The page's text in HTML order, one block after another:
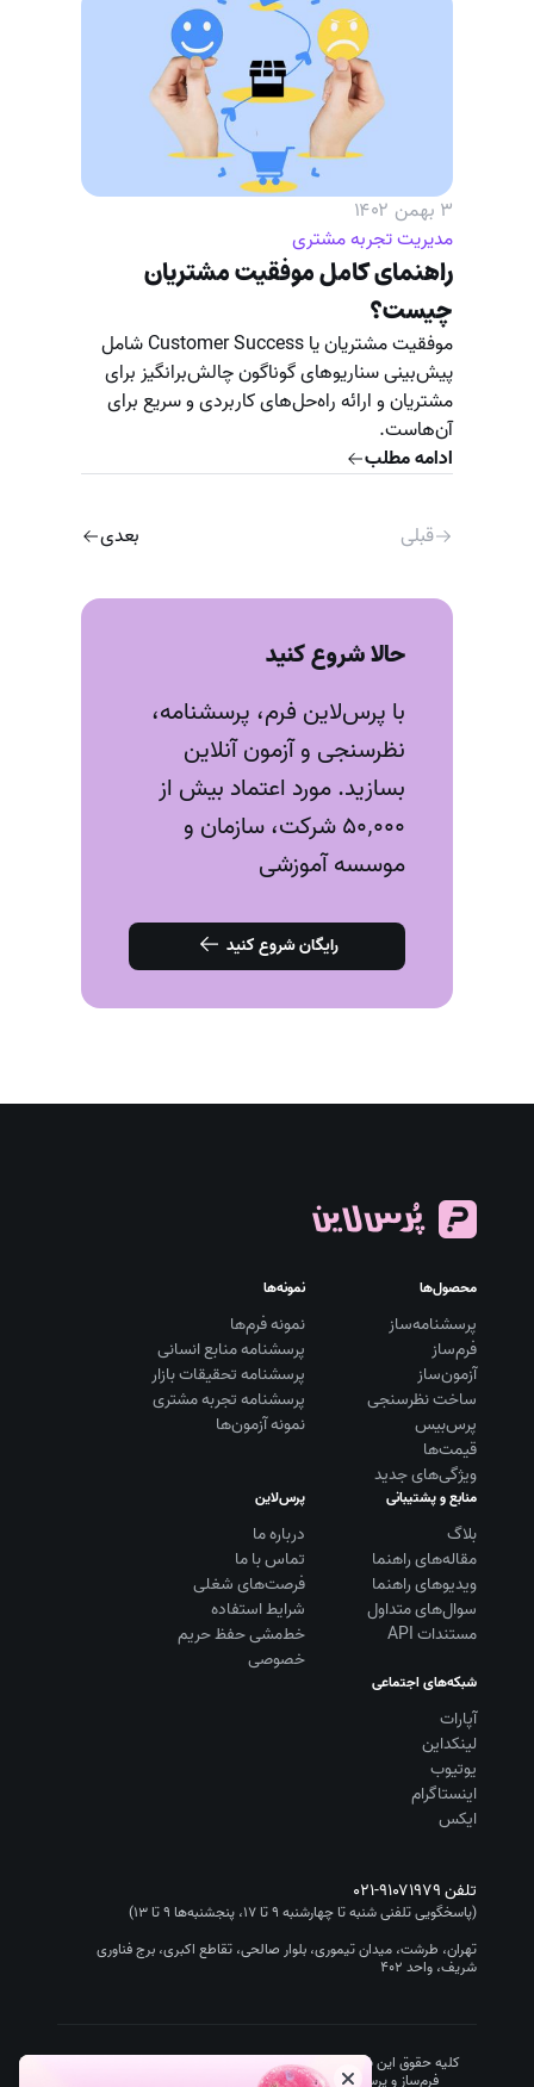
۳ بهمن ۱۴۰۲
مدیریت تجربه مشتری
راهنمای کامل موفقیت مشتریان
چیست؟
موفقیت مشتریان یا Customer Success شامل
پیش‌بینی سناریوهای گوناگون چالش‌برانگیز برای
مشتریان و ارائه راه‌حل‌های کاربردی و سریع برای
آن‌هاست.
ادامه مطلب
بعدی قبلی
حالا شروع کنید
با پرس‌لاین فرم، پرسشنامه،
نظرسنجی و آزمون‌ آنلاین
بسازید. مورد اعتماد بیش از
۵۰٬۰۰۰ شرکت، سازمان و
موسسه آموزشی
رایگان شروع کنید
محصول‌ها
پرسشنامه‌ساز
فرم‌ساز
آزمون‌ساز
ساخت نظرسنجی
پرس‌بیس
قیمت‌ها
ویژگی‌های جدید
نمونه‌ها
نمونه فرم‌ها
پرسشنامه منابع انسانی
پرسشنامه تحقیقات بازار
پرسشنامه تجربه مشتری
نمونه آزمون‌ها
منابع و پشتیبانی
بلاگ
مقاله‌های راهنما
ویديوهای راهنما
سوال‌های متداول
مستندات API
پرس‌لاین
درباره ما
تماس با ما
فرصت‌های شغلی
شرایط استفاده
خط‌مشی حفظ حریم
خصوصی
شبکه‌های اجتماعی
آپارات
لینکداین
یوتیوب
اینستاگرام
ایکس
تلفن۰۲۱-۹۱۰۷۱۹۷۹
(پاسخگویی تلفنی شنبه تا چهارشنبه ۹ تا ۱۷، پنجشنبه‌ها ۹ تا ۱۳)
تهران، طرشت، میدان تیموری، بلوار صالحی، تقاطع اکبری، برج فناوری
شریف، واحد ۴۰۲
کلیه حقوق این سایت متعلق به شرکت سیستم گستر چیستا (نرم افزار
فرم‌ساز و پرسشنامه‌ساز پرس‌لاین/Porsline) است.